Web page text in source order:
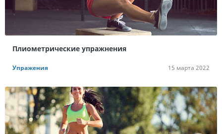
Плиометрические упражнения
Упражения 15 марта 2022